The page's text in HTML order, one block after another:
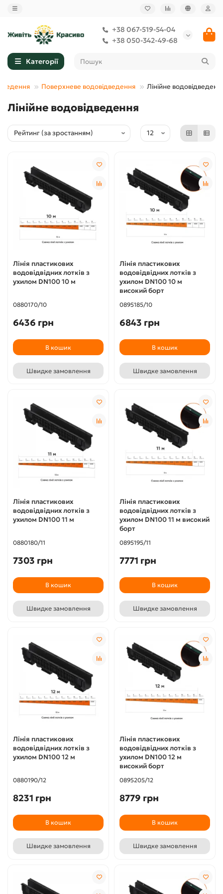
+38 067-519-54-04
+38 050-342-49-68
Категорії
Поверхневе водовідведення Лінійне
Лінійне водовідведення
Лінія пластикових
водовідвідних лотків з
ухилом DN100 10 м
0880170/10
6436 грн
В кошик
Швидке замовлення
Лінія пластикових
водовідвідних лотків з
ухилом DN100 10 м
високий борт
0895185/10
6843 грн
В кошик
Швидке замовлення
Лінія пластикових
водовідвідних лотків з
ухилом DN100 11 м
0880180/11
7303 грн
В кошик
Швидке замовлення
Лінія пластикових
водовідвідних лотків з
ухилом DN100 11 м високий
борт
0895195/11
7771 грн
В кошик
Швидке замовлення
Лінія пластикових
водовідвідних лотків з
ухилом DN100 12 м
0880190/12
8231 грн
В кошик
Швидке замовлення
Лінія пластикових
водовідвідних лотків з
ухилом DN100 12 м
високий борт
0895205/12
8779 грн
В кошик
Швидке замовлення